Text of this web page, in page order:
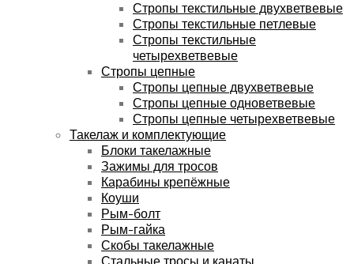
Стропы текстильные двухветвевые
Стропы текстильные петлевые
Стропы текстильные
четырехветвевые
Стропы цепные
Стропы цепные двухветвевые
Стропы цепные одноветвевые
Стропы цепные четырехветвевые
Такелаж и комплектующие
Блоки такелажные
Зажимы для тросов
Карабины крепёжные
Коуши
Рым-болт
Рым-гайка
Скобы такелажные
Стальные тросы и канаты